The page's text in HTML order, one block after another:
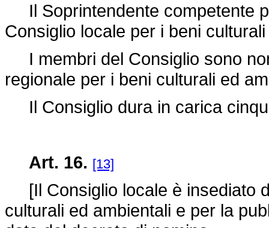
Il Soprintendente competente
Consiglio locale per i beni
I membri del Consiglio sono
regionale per i beni culturali ed
Il Consiglio dura in carica
Art. 16. [13]
[Il Consiglio locale è insediato
culturali ed ambientali e per la